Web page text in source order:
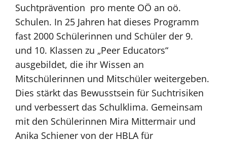
Suchtprävention pro mente OÖ an oö.
Schulen. In 25 Jahren hat dieses Programm
fast 2000 Schülerinnen und Schüler der 9.
und 10. Klassen zu „Peer Educators“
ausgebildet, die ihr Wissen an
Mitschülerinnen und Mitschüler weitergeben.
Dies stärkt das Bewusstsein für Suchtrisiken
und verbessert das Schulklima. Gemeinsam
mit den Schülerinnen Mira Mittermair und
Anika Schiener von der HBLA für